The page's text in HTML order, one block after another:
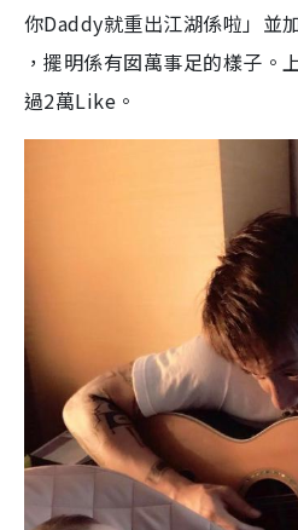
你Daddy就重出江湖係啦」並
，擺明係有囡萬事足的樣子。
過2萬Like。